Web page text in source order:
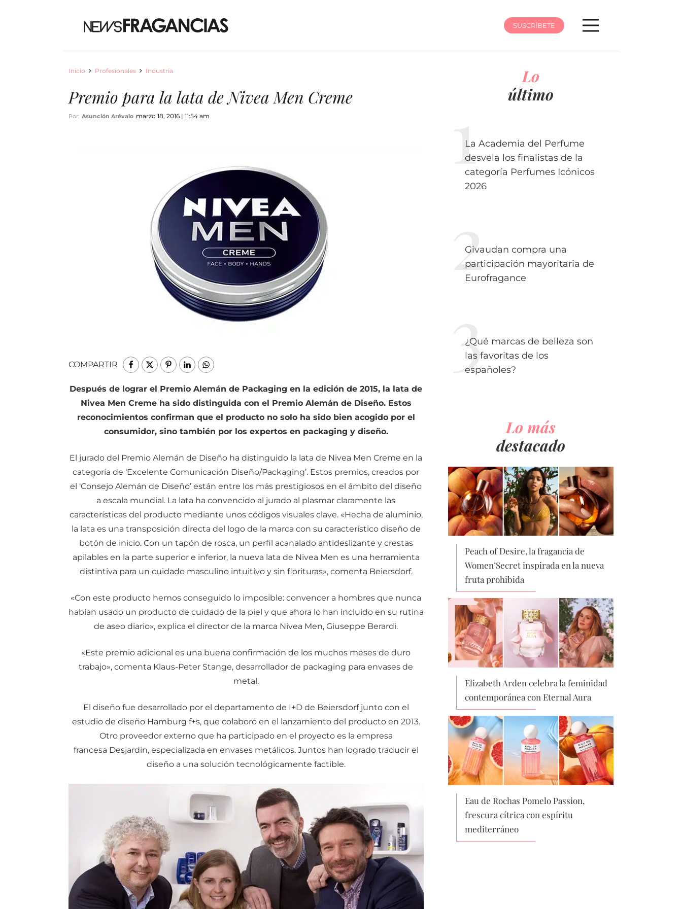
SUSCRÍBETE
Inicio Profesionales Industria
Premio para la lata de Nivea Men Creme
Por: Asunción Arévalo marzo 18, 2016 | 11:54 am
COMPARTIR
Después de lograr el Premio Alemán de Packaging en la edición de 2015, la lata de
Nivea Men Creme ha sido distinguida con el Premio Alemán de Diseño. Estos
reconocimientos confirman que el producto no solo ha sido bien acogido por el
consumidor, sino también por los expertos en packaging y diseño.
El jurado del Premio Alemán de Diseño ha distinguido la lata de Nivea Men Creme en la
categoría de ‘Excelente Comunicación Diseño/Packaging’. Estos premios, creados por
el ‘Consejo Alemán de Diseño’ están entre los más prestigiosos en el ámbito del diseño
a escala mundial. La lata ha convencido al jurado al plasmar claramente las
características del producto mediante unos códigos visuales clave. «Hecha de aluminio,
la lata es una transposición directa del logo de la marca con su característico diseño de
botón de inicio. Con un tapón de rosca, un perfil acanalado antideslizante y crestas
apilables en la parte superior e inferior, la nueva lata de Nivea Men es una herramienta
distintiva para un cuidado masculino intuitivo y sin florituras», comenta Beiersdorf.
«Con este producto hemos conseguido lo imposible: convencer a hombres que nunca
habían usado un producto de cuidado de la piel y que ahora lo han incluido en su rutina
de aseo diario», explica el director de la marca Nivea Men, Giuseppe Berardi.
«Este premio adicional es una buena confirmación de los muchos meses de duro
trabajo», comenta Klaus-Peter Stange, desarrollador de packaging para envases de
metal.
El diseño fue desarrollado por el departamento de I+D de Beiersdorf junto con el
estudio de diseño Hamburg f+s, que colaboró en el lanzamiento del producto en 2013.
Otro proveedor externo que ha participado en el proyecto es la empresa
francesa Desjardin, especializada en envases metálicos. Juntos han logrado traducir el
diseño a una solución tecnológicamente factible.
Lo
último
La Academia del Perfume
desvela los finalistas de la
categoría Perfumes Icónicos
2026
Givaudan compra una
participación mayoritaria de
Eurofragance
¿Qué marcas de belleza son
las favoritas de los
españoles?
Lo más
destacado
Peach of Desire, la fragancia de
Women’Secret inspirada en la nueva
fruta prohibida
Elizabeth Arden celebra la feminidad
contemporánea con Eternal Aura
Eau de Rochas Pomelo Passion,
frescura cítrica con espíritu
mediterráneo